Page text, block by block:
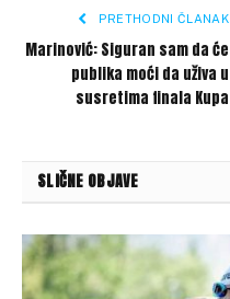
PRETHODNI ČLANAK
Marinović: Siguran sam da će
publika moći da uživa u
susretima finala Kupa
SLIČNE OBJAVE